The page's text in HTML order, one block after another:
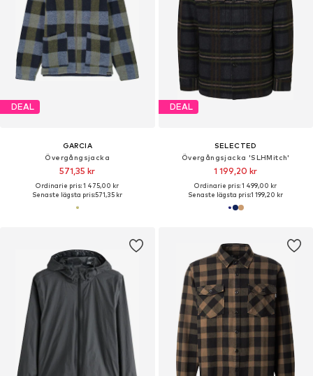
DEAL
GARCIA
Övergångsjacka
571,35 kr
Ordinarie pris: 1 475,00 kr
Senaste lägsta pris:571,35 kr
DEAL
SELECTED
Övergångsjacka 'SLHMitch'
1 199,20 kr
Ordinarie pris: 1 499,00 kr
Senaste lägsta pris:1 199,20 kr